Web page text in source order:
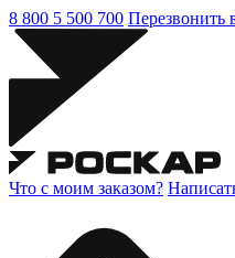
8 800 5 500 700 Перезвонить
Что с моим заказом?